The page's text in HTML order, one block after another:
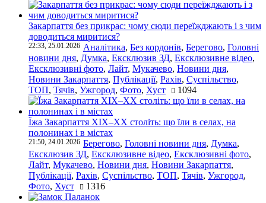
Закарпаття без прикрас: чому сюди переїжджають і з чим
доводиться миритися?
22:33, 25.01.2026 Аналітика, Без кордонів, Берегово, Головні
новини дня, Думка, Ексклюзив ЗД, Ексклюзивне відео,
Ексклюзивні фото, Лайт, Мукачево, Новини дня,
Новини Закарпаття, Публікації, Рахів, Суспільство,
ТОП, Тячів, Ужгород, Фото, Хуст 1094
Їжа Закарпаття ХІХ–ХХ століть: що їли в селах, на
полонинах і в містах
21:50, 24.01.2026 Берегово, Головні новини дня, Думка,
Ексклюзив ЗД, Ексклюзивне відео, Ексклюзивні фото,
Лайт, Мукачево, Новини дня, Новини Закарпаття,
Публікації, Рахів, Суспільство, ТОП, Тячів, Ужгород,
Фото, Хуст 1316